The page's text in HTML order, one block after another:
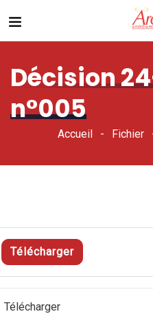
Décision
n°005
Accueil Fichier
Télécharger
Télécharger